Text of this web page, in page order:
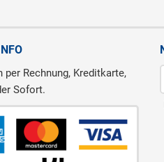
per Rechnung, Kreditkarte,
Sofort.